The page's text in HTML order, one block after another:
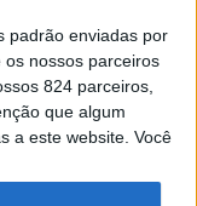
padrão enviadas por
nossos parceiros
824 parceiros,
que algum
a este website. Você